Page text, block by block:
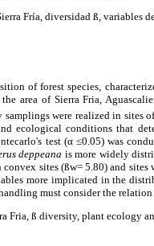
Fría, diversidad ß, variables
of forest species,
area of Sierra Fria,
were realized in sites
ecological conditions that
test (α ≤0.05) was
deppeana is more widely
sites (ßw= 5.80) and
more implicated in the
must consider the relation
Fria, ß diversity, plant ecology